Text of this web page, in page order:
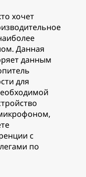
хочет
Данная
данным
для
с
по